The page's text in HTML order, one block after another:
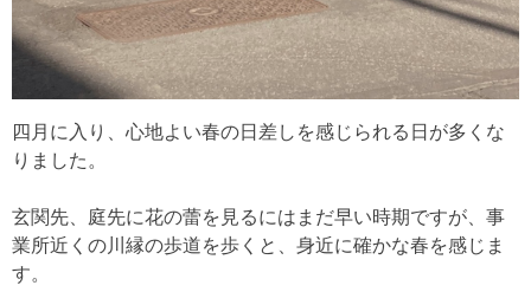
四月に入り、心地よい春の日差しを感じられる日が多くな
りました。
玄関先、庭先に花の蕾を見るにはまだ早い時期ですが、事
業所近くの川縁の歩道を歩くと、身近に確かな春を感じま
す。